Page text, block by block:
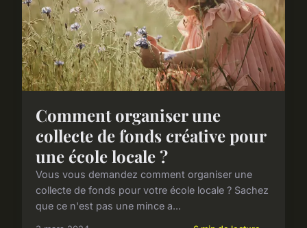
Comment organiser une
collecte de fonds créative pour
une école locale ?
Vous vous demandez comment organiser une
collecte de fonds pour votre école locale ? Sachez
que ce n'est pas une mince a...